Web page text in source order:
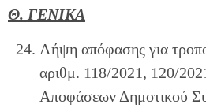
Θ. ΓΕΝΙΚΑ
Λήψη απόφασης για
αριθμ. 118/2021, 120/
Αποφάσεων Δημοτικού